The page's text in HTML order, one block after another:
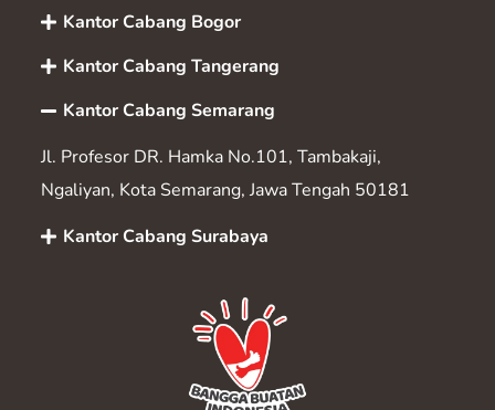
Kantor Cabang Bogor
Kantor Cabang Tangerang
Kantor Cabang Semarang
Jl. Profesor DR. Hamka No.101, Tambakaji,
Ngaliyan, Kota Semarang, Jawa Tengah 50181
Kantor Cabang Surabaya